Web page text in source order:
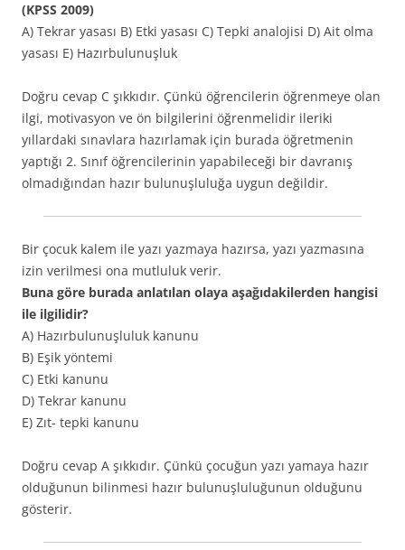
(KPSS 2009)
A) Tekrar yasası B) Etki yasası C) Tepki analojisi D) Ait olma
yasası E) Hazırbulunuşluk
Doğru cevap C şıkkıdır. Çünkü öğrencilerin öğrenmeye olan
ilgi, motivasyon ve ön bilgilerini öğrenmelidir ileriki
yıllardaki sınavlara hazırlamak için burada öğretmenin
yaptığı 2. Sınıf öğrencilerinin yapabileceği bir davranış
olmadığından hazır bulunuşluluğa uygun değildir.
Bir çocuk kalem ile yazı yazmaya hazırsa, yazı yazmasına
izin verilmesi ona mutluluk verir.
Buna göre burada anlatılan olaya aşağıdakilerden hangisi
ile ilgilidir?
A) Hazırbulunuşluluk kanunu
B) Eşik yöntemi
C) Etki kanunu
D) Tekrar kanunu
E) Zıt- tepki kanunu
Doğru cevap A şıkkıdır. Çünkü çocuğun yazı yamaya hazır
olduğunun bilinmesi hazır bulunuşluluğunun olduğunu
gösterir.